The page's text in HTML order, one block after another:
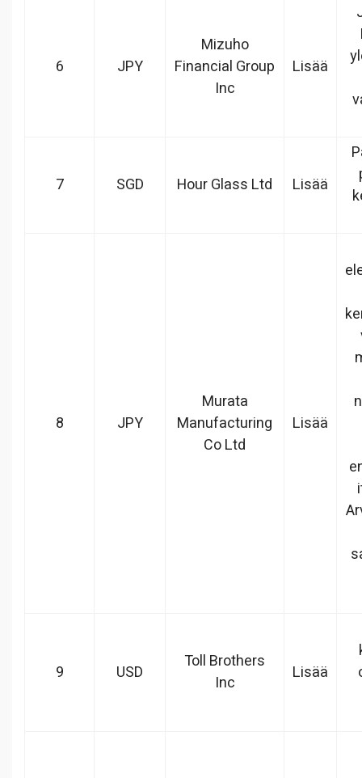
6 JPY
Mizuho
Financial Group
Inc
Lisää
7 SGD Hour Glass Ltd Lisää
8 JPY
Murata
Manufacturing
Co Ltd
Lisää
9 USD
Toll Brothers
Inc
Lisää